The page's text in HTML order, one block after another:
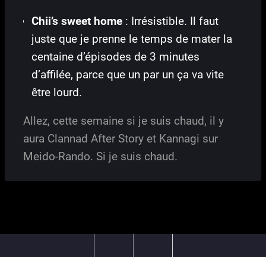
Chii’s sweet home: Irrésistible. Il faut
juste que je prenne le temps de mater la
centaine d’épisodes de 3 minutes
d’affilée, parce que un par un ça va vite
être lourd.
Allez, cette semaine si je suis chaud, il y
aura Clannad After Story et Kannagi sur
Meido-Rando. Si je suis chaud.